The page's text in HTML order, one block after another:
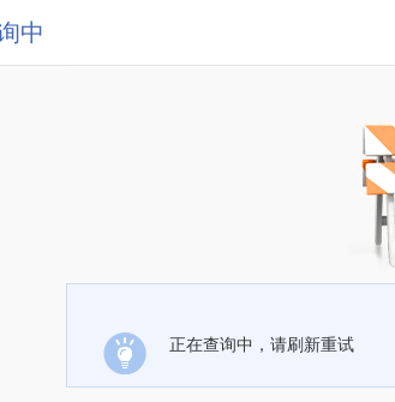
中
正在查询中，请刷新重试